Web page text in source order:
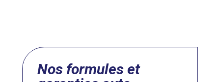
garanties auto